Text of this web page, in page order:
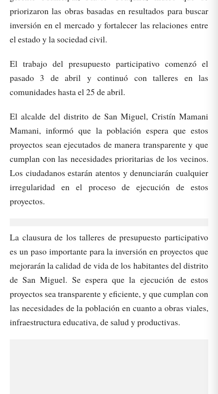
priorizaron las obras basadas en resultados para buscar
inversión en el mercado y fortalecer las relaciones entre
el estado y la sociedad civil.
El trabajo del presupuesto participativo comenzó el
pasado 3 de abril y continuó con talleres en las
comunidades hasta el 25 de abril.
El alcalde del distrito de San Miguel, Cristín Mamani
Mamani, informó que la población espera que estos
proyectos sean ejecutados de manera transparente y que
cumplan con las necesidades prioritarias de los vecinos.
Los ciudadanos estarán atentos y denunciarán cualquier
irregularidad en el proceso de ejecución de estos
proyectos.
La clausura de los talleres de presupuesto participativo
es un paso importante para la inversión en proyectos que
mejorarán la calidad de vida de los habitantes del distrito
de San Miguel. Se espera que la ejecución de estos
proyectos sea transparente y eficiente, y que cumplan con
las necesidades de la población en cuanto a obras viales,
infraestructura educativa, de salud y productivas.